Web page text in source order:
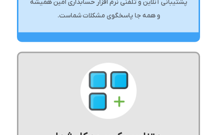
پشتیبانی آنلاین و تلفنی نرم افزار حسابداری امین همیشه
و همه جا پاسخگوی مشکلات شماست.